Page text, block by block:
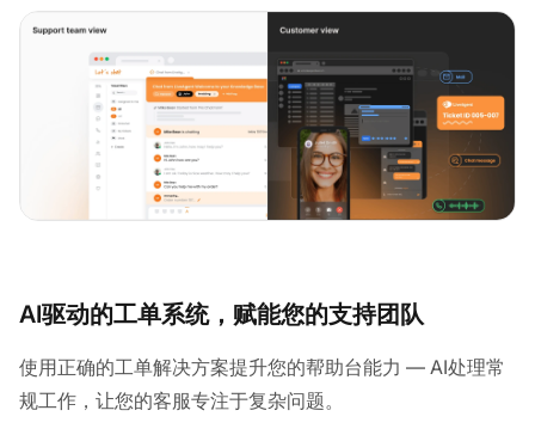
AI驱动的工单系统，赋能您的支持团队
使用正确的工单解决方案提升您的帮助台能力 — AI处理常
规工作，让您的客服专注于复杂问题。